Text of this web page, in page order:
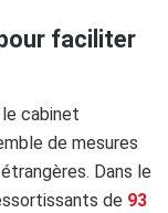
faciliter
cabinet
de mesures
Dans le
de 93